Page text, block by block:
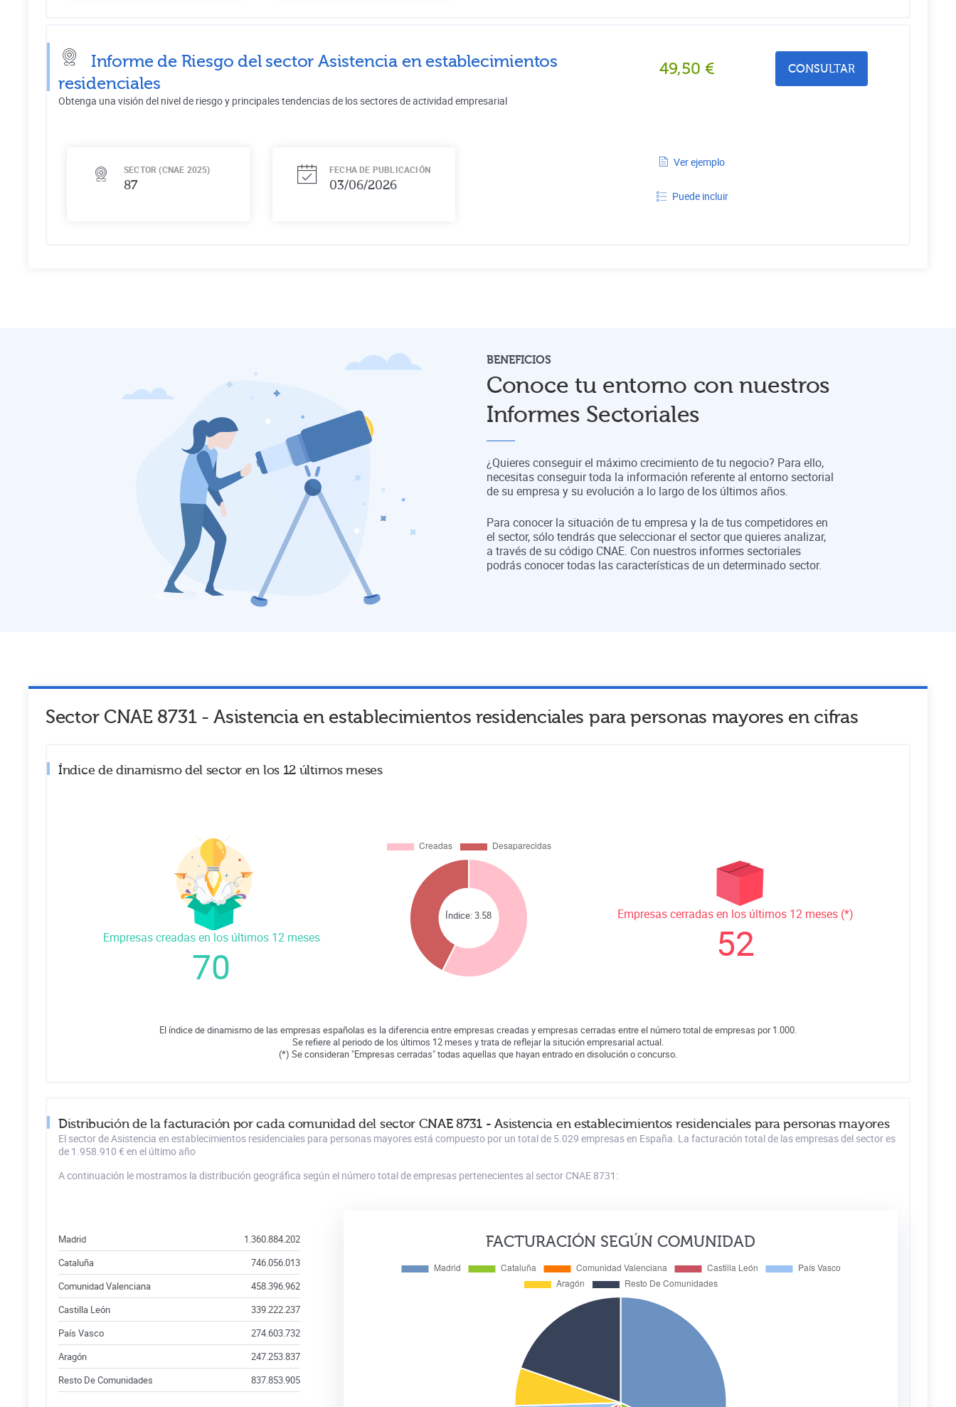
Informe de Riesgo del sectorAsistencia en establecimientos
residenciales
49,50 € CONSULTAR
Obtenga una visión del nivel de riesgo y principales tendencias de los sectores de actividad empresarial
SECTOR (CNAE 2025)
87
FECHA DE PUBLICACIÓN
03/06/2026
Ver ejemplo
Puede incluir
BENEFICIOS
Conoce tu entorno con nuestros
Informes Sectoriales
¿Quieres conseguir el máximo crecimiento de tu negocio? Para ello,
necesitas conseguir toda la información referente al entorno sectorial
de su empresa y su evolución a lo largo de los últimos años.
Para conocer la situación de tu empresa y la de tus competidores en
el sector, sólo tendrás que seleccionar el sector que quieres analizar,
a través de su código CNAE. Con nuestros informes sectoriales
podrás conocer todas las características de un determinado sector.
Sector CNAE 8731-Asistencia en establecimientos residenciales para personas mayores en cifras
Índice de dinamismo del sector en los 12 últimos meses
Empresas creadas en los últimos 12 meses
70
Índice:3.58 Empresas cerradas en los últimos 12 meses (*)
52
El índice de dinamismo de las empresas españolas es la diferencia entre empresas creadas y empresas cerradas entre el número total de empresas por 1.000.
Se refiere al periodo de los últimos 12 meses y trata de reflejar la situción empresarial actual.
(*) Se consideran "Empresas cerradas" todas aquellas que hayan entrado en disolución o concurso.
Distribución de la facturación por cada comunidad del sector CNAE 8731 - Asistencia en establecimientos residenciales para personas mayores
El sector de Asistencia en establecimientos residenciales para personas mayores está compuesto por un total de 5.029 empresas en España. La facturación total de las empresas del sector es
de 1.958.910 € en el último año
A continuación le mostramos la distribución geográfica según el número total de empresas pertenecientes al sector CNAE 8731:
Madrid
1.360.884.202
Cataluña
746.056.013
Comunidad Valenciana
458.396.962
Castilla León
339.222.237
País Vasco
274.603.732
Aragón
247.253.837
Resto De Comunidades
837.853.905
FACTURACIÓN SEGÚN COMUNIDAD